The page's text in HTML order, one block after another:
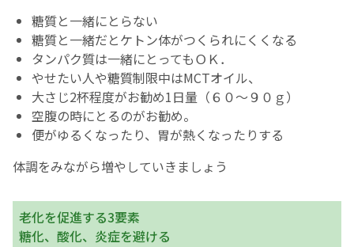
糖質と一緒にとらない
糖質と一緒だとケトン体がつくられにくくなる
タンパク質は一緒にとってもＯＫ．
やせたい人や糖質制限中はMCTオイル、
大さじ2杯程度がお勧め1日量（６０～９０ｇ）
空腹の時にとるのがお勧め。
便がゆるくなったり、胃が熱くなったりする
体調をみながら増やしていきましょう
老化を促進する3要素
糖化、酸化、炎症を避ける